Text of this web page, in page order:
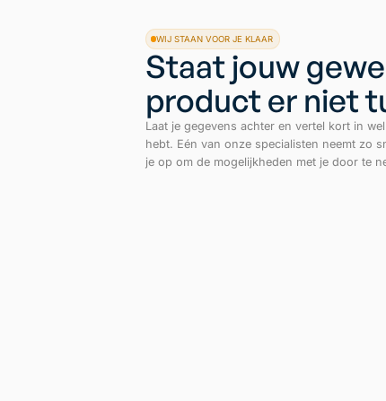
WIJ STAAN VOOR JE KLAAR
Staat jouw
product er niet
Laat je gegevens achter en vertel kort in
hebt. Eén van onze specialisten neemt zo
je op om de mogelijkheden met je door te